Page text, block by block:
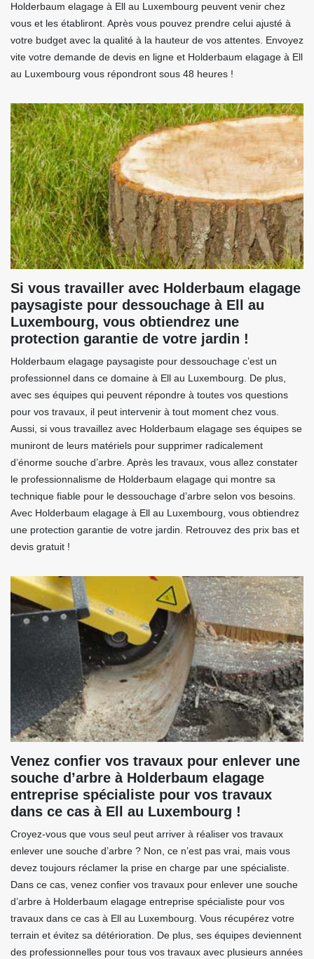
Holderbaum elagage à Ell au Luxembourg peuvent venir chez
vous et les établiront. Après vous pouvez prendre celui ajusté à
votre budget avec la qualité à la hauteur de vos attentes. Envoyez
vite votre demande de devis en ligne et Holderbaum elagage à Ell
au Luxembourg vous répondront sous 48 heures !
Si vous travailler avec Holderbaum elagage
paysagiste pour dessouchage à Ell au
Luxembourg, vous obtiendrez une
protection garantie de votre jardin !
Holderbaum elagage paysagiste pour dessouchage c’est un
professionnel dans ce domaine à Ell au Luxembourg. De plus,
avec ses équipes qui peuvent répondre à toutes vos questions
pour vos travaux, il peut intervenir à tout moment chez vous.
Aussi, si vous travaillez avec Holderbaum elagage ses équipes se
muniront de leurs matériels pour supprimer radicalement
d’énorme souche d’arbre. Après les travaux, vous allez constater
le professionnalisme de Holderbaum elagage qui montre sa
technique fiable pour le dessouchage d’arbre selon vos besoins.
Avec Holderbaum elagage à Ell au Luxembourg, vous obtiendrez
une protection garantie de votre jardin. Retrouvez des prix bas et
devis gratuit !
Venez confier vos travaux pour enlever une
souche d’arbre à Holderbaum elagage
entreprise spécialiste pour vos travaux
dans ce cas à Ell au Luxembourg !
Croyez-vous que vous seul peut arriver à réaliser vos travaux
enlever une souche d’arbre ? Non, ce n’est pas vrai, mais vous
devez toujours réclamer la prise en charge par une spécialiste.
Dans ce cas, venez confier vos travaux pour enlever une souche
d’arbre à Holderbaum elagage entreprise spécialiste pour vos
travaux dans ce cas à Ell au Luxembourg. Vous récupérez votre
terrain et évitez sa détérioration. De plus, ses équipes deviennent
des professionnelles pour tous vos travaux avec plusieurs années